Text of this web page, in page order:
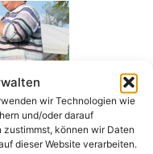
wir Technologien wie
und/oder darauf
zustimmst, können wir Daten
dieser Website verarbeiten.